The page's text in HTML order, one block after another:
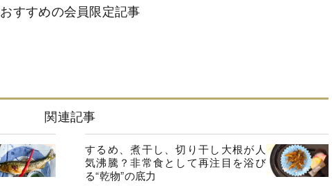
おすすめの会員限定記事
関連記事
するめ、煮干し、切り干し大根が人
気沸騰？非常食として再注目を浴び
る“乾物”の底力